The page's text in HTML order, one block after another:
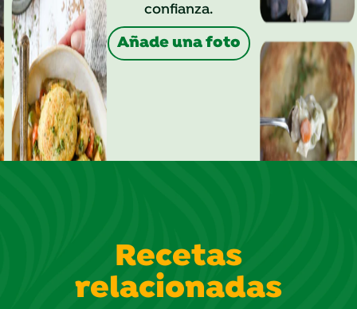
confianza.
Añade una foto
Recetas
relacionadas